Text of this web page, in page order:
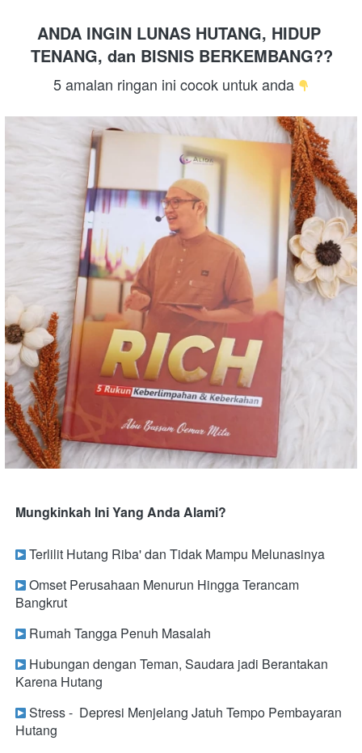
ANDA INGIN LUNAS HUTANG, HIDUP
TENANG, dan BISNIS BERKEMBANG??
5 amalan ringan ini cocok untuk anda
Mungkinkah Ini Yang Anda Alami?
Terlilit Hutang Riba' dan Tidak Mampu Melunasinya
Omset Perusahaan Menurun Hingga Terancam
Bangkrut
Rumah Tangga Penuh Masalah
Hubungan dengan Teman, Saudara jadi Berantakan
Karena Hutang
Stress -  Depresi Menjelang Jatuh Tempo Pembayaran
Hutang